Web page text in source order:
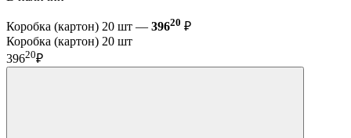
Коробка (картон) 20 шт — 39620 ₽
Коробка (картон) 20 шт
39620₽